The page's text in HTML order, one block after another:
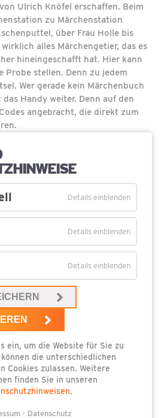
Ulrich Knöfel erschaffen. Beim
zu Märchenstation
über Frau Holle bis
alles Märchengetier, das es
hineingeschafft hat. Hier kann
Probe stellen. Denn zu jedem
Wer gerade kein Märchenbuch
Handy weiter. Denn auf den
angebracht, die direkt zum
teilzunehmen,
von Loddin einen Flyer
dem richtigen Lösungswort gibt
Überraschungsgeschenk.
Details einblenden
Details einblenden
Details einblenden
ein, um die Website für Sie zu
die unterschiedlichen
Cookies zulassen. Weitere
finden Sie in unseren
.
Datenschutz